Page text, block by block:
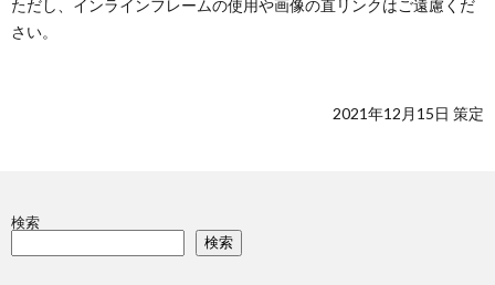
ただし、インラインフレームの使用や画像の直リンクはご遠慮くだ
さい。
2021年12月15日 策定
検索
検索